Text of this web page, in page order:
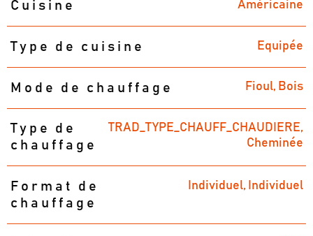
Cuisine Américaine
Type de cuisine Equipée
Mode de chauffage Fioul, Bois
Type de
chauffage
TRAD_TYPE_CHAUFF_CHAUDIERE,
Cheminée
Format de
chauffage
Individuel, Individuel